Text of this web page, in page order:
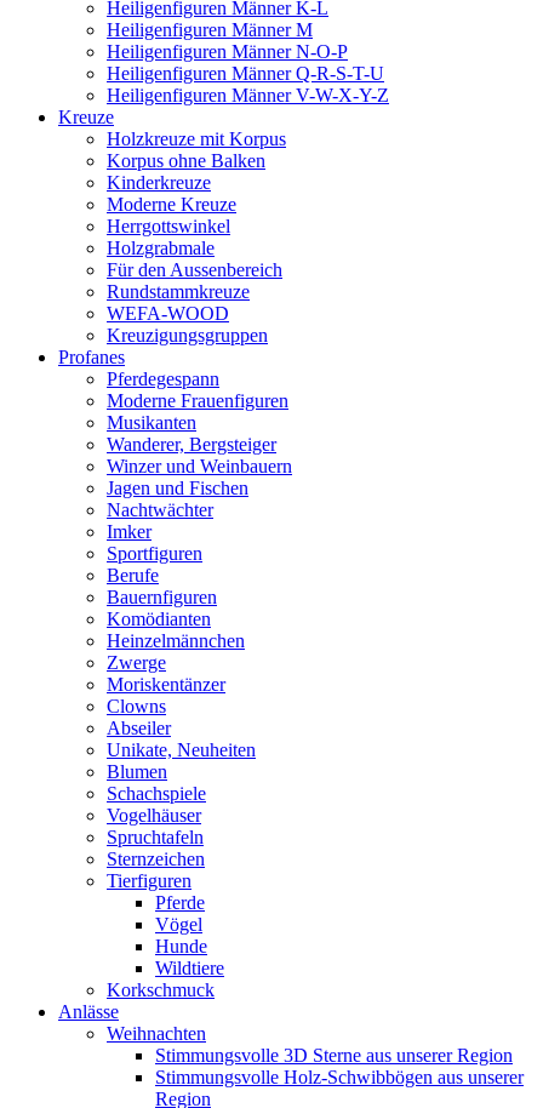
Heiligenfiguren Männer K-L
Heiligenfiguren Männer M
Heiligenfiguren Männer N-O-P
Heiligenfiguren Männer Q-R-S-T-U
Heiligenfiguren Männer V-W-X-Y-Z
Kreuze
Holzkreuze mit Korpus
Korpus ohne Balken
Kinderkreuze
Moderne Kreuze
Herrgottswinkel
Holzgrabmale
Für den Aussenbereich
Rundstammkreuze
WEFA-WOOD
Kreuzigungsgruppen
Profanes
Pferdegespann
Moderne Frauenfiguren
Musikanten
Wanderer, Bergsteiger
Winzer und Weinbauern
Jagen und Fischen
Nachtwächter
Imker
Sportfiguren
Berufe
Bauernfiguren
Komödianten
Heinzelmännchen
Zwerge
Moriskentänzer
Clowns
Abseiler
Unikate, Neuheiten
Blumen
Schachspiele
Vogelhäuser
Spruchtafeln
Sternzeichen
Tierfiguren
Pferde
Vögel
Hunde
Wildtiere
Korkschmuck
Anlässe
Weihnachten
Stimmungsvolle 3D Sterne aus unserer Region
Stimmungsvolle Holz-Schwibbögen aus unserer
Region